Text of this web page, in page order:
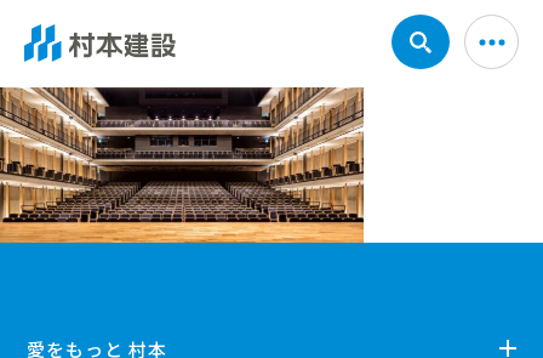
愛をもっと 村本